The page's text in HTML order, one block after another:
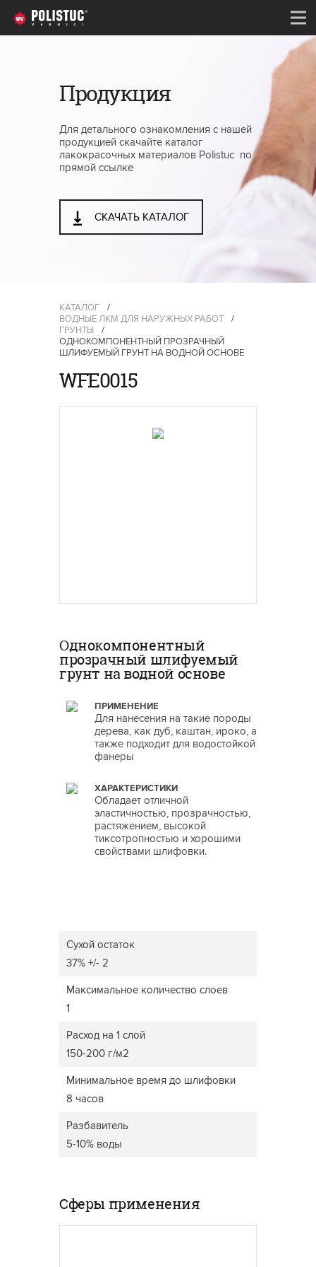
Продукция
Для детального ознакомления с нашей
продукцией скачайте каталог
лакокрасочных материалов Polistuc по
прямой ссылке
СКАЧАТЬ КАТАЛОГ
КАТАЛОГ
/
ВОДНЫЕ ЛКМ ДЛЯ НАРУЖНЫХ РАБОТ
/
ГРУНТЫ
/
ОДНОКОМПОНЕНТНЫЙ ПРОЗРАЧНЫЙ
ШЛИФУЕМЫЙ ГРУНТ НА ВОДНОЙ ОСНОВЕ
WFE0015
Однокомпонентный
прозрачный шлифуемый
грунт на водной основе
ПРИМЕНЕНИЕ
Для нанесения на такие породы
дерева, как дуб, каштан, ироко, а
также подходит для водостойкой
фанеры
ХАРАКТЕРИСТИКИ
Обладает отличной
эластичностью, прозрачностью,
растяжением, высокой
тиксотропностью и хорошими
свойствами шлифовки.
Сухой остаток
37% +/- 2
Максимальное количество слоев
1
Расход на 1 слой
150-200 г/м2
Минимальное время до шлифовки
8 часов
Разбавитель
5-10% воды
Сферы применения